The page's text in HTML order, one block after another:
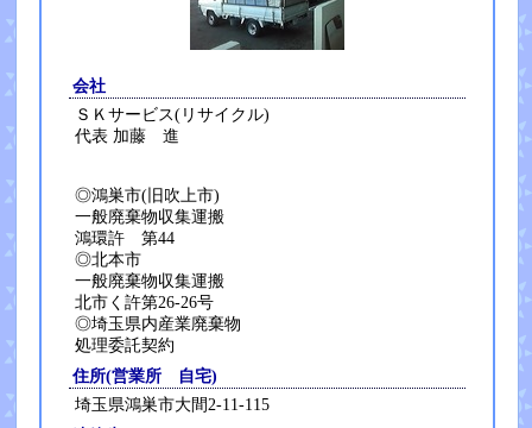
会社
ＳＫサービス(リサイクル)
代表 加藤 進
◎鴻巣市(旧吹上市)
一般廃棄物収集運搬
鴻環許 第44
◎北本市
一般廃棄物収集運搬
北市く許第26-26号
◎埼玉県内産業廃棄物
処理委託契約
住所(営業所 自宅)
埼玉県鴻巣市大間2-11-115